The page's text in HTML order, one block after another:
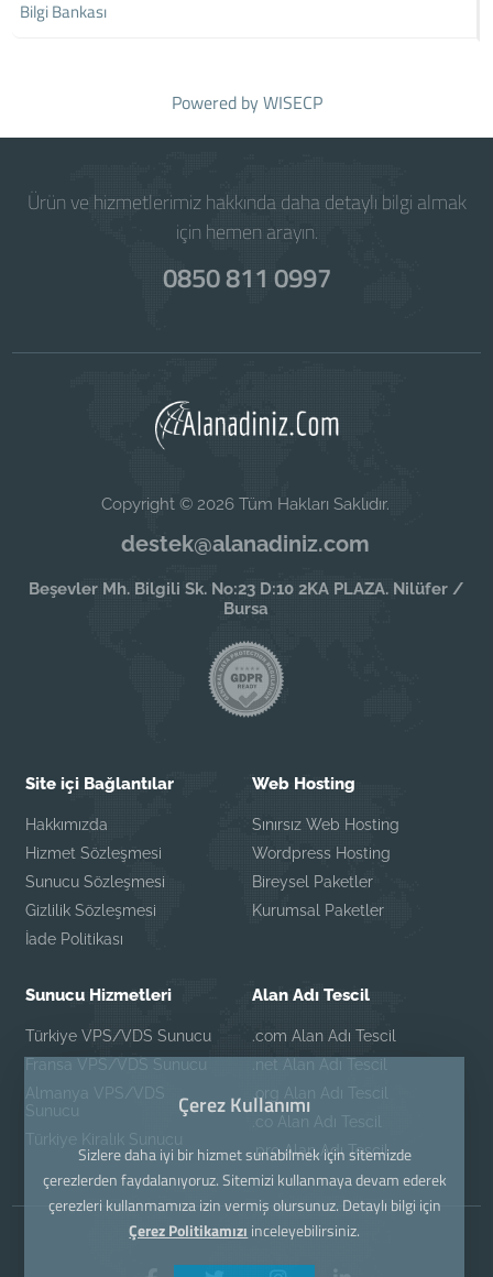
Bilgi Bankası
Powered byWISECP
Ürün ve hizmetlerimiz hakkında daha detaylı bilgi almak
için hemen arayın.
0850 811 0997
Copyright © 2026 Tüm Hakları Saklıdır.
destek@alanadiniz.com
Beşevler Mh. Bilgili Sk. No:23 D:10 2KA PLAZA. Nilüfer /
Bursa
Site içi Bağlantılar
Hakkımızda
Hizmet Sözleşmesi
Sunucu Sözleşmesi
Gizlilik Sözleşmesi
İade Politikası
Web Hosting
Sınırsız Web Hosting
Wordpress Hosting
Bireysel Paketler
Kurumsal Paketler
Sunucu Hizmetleri
Türkiye VPS/VDS Sunucu
Fransa VPS/VDS Sunucu
Almanya VPS/VDS
Sunucu
Türkiye Kiralık Sunucu
Alan Adı Tescil
.com Alan Adı Tescil
.net Alan Adı Tescil
.org Alan Adı Tescil
.co Alan Adı Tescil
.pro Alan Adı Tescil
Çerez Kullanımı
Sizlere daha iyi bir hizmet sunabilmek için sitemizde
çerezlerden faydalanıyoruz. Sitemizi kullanmaya devam ederek
çerezleri kullanmamıza izin vermiş olursunuz. Detaylı bilgi için
Çerez Politikamızı inceleyebilirsiniz.